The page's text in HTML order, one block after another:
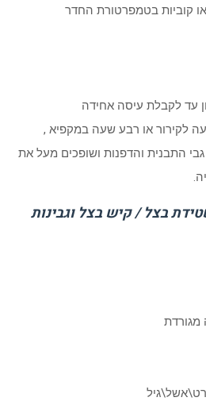
עד לקבלת עיסה אחידה
לקירור או רבע שעה במקפיא ,
התבנית והדפנות ושופכים מעל את
בצל / קיש בצל וגבינות
מגורדת